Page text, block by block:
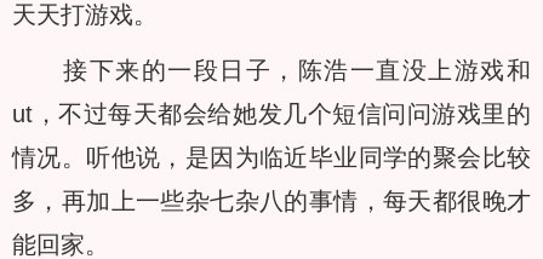
天天打游戏。
接下来的一段日子，陈浩一直没上游戏和
ut，不过每天都会给她发几个短信问问游戏里的
情况。听他说，是因为临近毕业同学的聚会比较
多，再加上一些杂七杂八的事情，每天都很晚才
能回家。